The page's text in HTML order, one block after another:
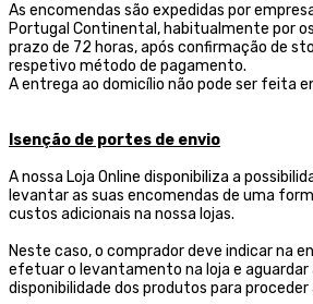
As encomendas são expedidas por
Portugal Continental, habitualmente por
prazo de 72 horas, após confirmação de
respetivo método de pagamento.
A entrega ao domicílio não pode ser feita
Isenção de portes de envio
A nossa Loja Online disponibiliza a
levantar as suas encomendas de uma
custos adicionais na nossa lojas.
Neste caso, o comprador deve indicar na
efetuar o levantamento na loja e aguardar
disponibilidade dos produtos para